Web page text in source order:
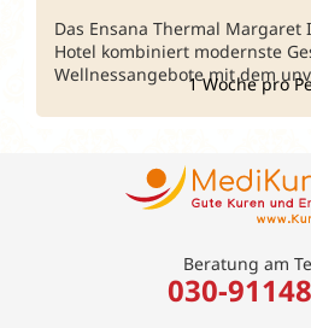
Das Ensana Thermal Margaret
Hotel kombiniert modernste
Wellnessangebote mit dem
1 Woche pro
Beratung am
030-